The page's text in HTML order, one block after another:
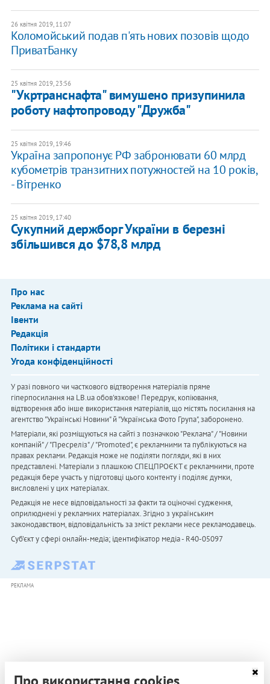
26 квітня 2019, 11:07
Коломойський подав п'ять нових позовів щодо
ПриватБанку
25 квітня 2019, 23:56
"Укртранснафта" вимушено призупинила
роботу нафтопроводу "Дружба"
25 квітня 2019, 19:46
Україна запропонує РФ забронювати 60 млрд
кубометрів транзитних потужностей на 10 років,
- Вітренко
25 квітня 2019, 17:40
Сукупний держборг України в березні
збільшився до $78,8 млрд
Про нас
Реклама на сайті
Івенти
Редакція
Політики і стандарти
Угода конфіденційності
У разі повного чи часткового відтворення матеріалів пряме
гіперпосилання на LB.ua обов'язкове! Передрук, копіювання,
відтворення або інше використання матеріалів, що містять посилання на
агентство "Українськi Новини" й "Українська Фото Група", заборонено.
Матеріали, які розміщуються на сайті з позначкою "Реклама" / "Новини
компаній" / "Пресреліз" / "Promoted", є рекламними та публікуються на
правах реклами. Редакція може не поділяти погляди, які в них
представлені. Матеріали з плашкою СПЕЦПРОЄКТ є рекламними, проте
редакція бере участь у підготовці цього контенту і поділяє думки,
висловлені у цих матеріалах.
Редакція не несе відповідальності за факти та оціночні судження,
оприлюднені у рекламних матеріалах. Згідно з українським
законодавством, відповідальність за зміст реклами несе рекламодавець.
Cуб'єкт у сфері онлайн-медіа; ідентифікатор медіа - R40-05097
РЕКЛАМА